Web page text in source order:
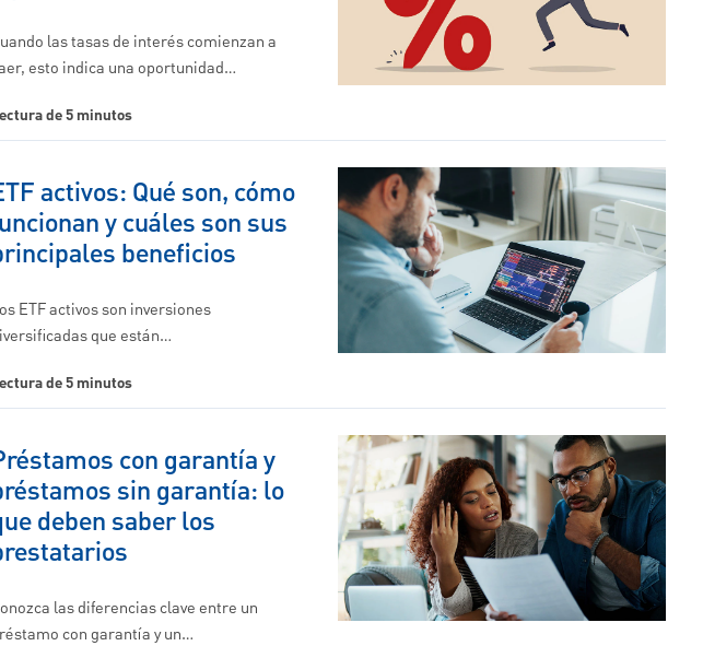
las tasas de interés comienzan a
esto indica una oportunidad…
de 5 minutos
activos: Qué son, cómo
y cuáles son sus
beneficios
ETF activos son inversiones
que están…
de 5 minutos
con garantía y
sin garantía: lo
deben saber los
las diferencias clave entre un
con garantía y un…